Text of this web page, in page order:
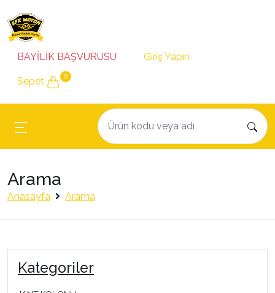
BAYİLİK BAŞVURUSU Giriş Yapın
Sepet 0
Arama
Anasayfa Arama
Kategoriler